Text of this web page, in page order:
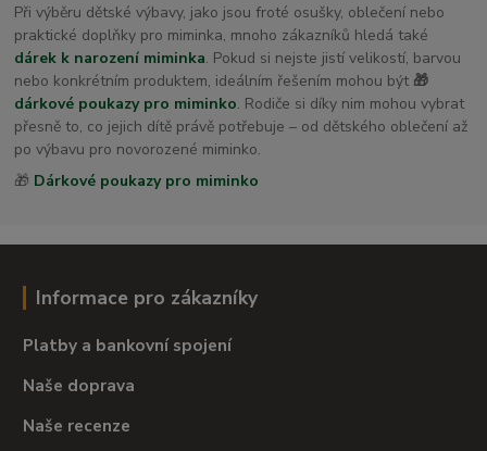
Při výběru dětské výbavy, jako jsou froté osušky, oblečení nebo
praktické doplňky pro miminka, mnoho zákazníků hledá také
dárek k narození miminka. Pokud si nejste jistí velikostí, barvou
nebo konkrétním produktem, ideálním řešením mohou být 🎁
dárkové poukazy pro miminko. Rodiče si díky nim mohou vybrat
přesně to, co jejich dítě právě potřebuje – od dětského oblečení až
po výbavu pro novorozené miminko.
🎁 Dárkové poukazy pro miminko
Informace pro zákazníky
Platby a bankovní spojení
Naše doprava
Naše recenze